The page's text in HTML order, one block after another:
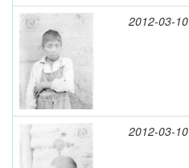
2012-03-10
2012-03-10